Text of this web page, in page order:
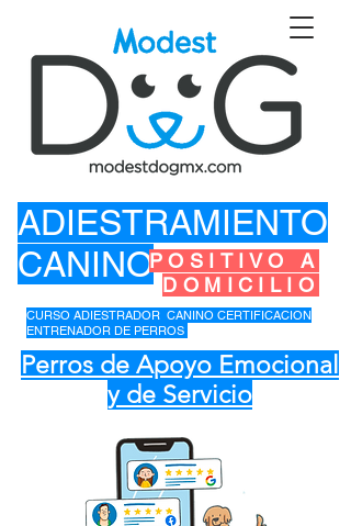
ADIESTRAMIENTO
CANINOPOSITIVO A
DOMICILIO
Perros de Apoyo Emocional
y de Servicio
CURSO ADIESTRADOR CANINO CERTIFICACION
ENTRENADOR DE PERROS